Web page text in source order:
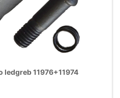
11976+11974